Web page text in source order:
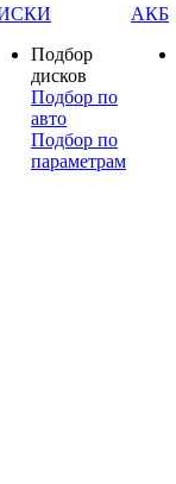
Подбор
дисков
Подбор по
авто
Подбор по
параметрам
АКБ